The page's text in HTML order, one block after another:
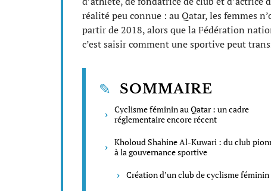
réalité peu connue : au Qatar, les femmes
partir de 2018, alors que la Fédération
c’est saisir comment une sportive peut
SOMMAIRE
Cyclisme féminin au Qatar : un cadre
réglementaire encore récent
Kholoud Shahine Al-Kuwari : du club
à la gouvernance sportive
Création d’un club de cyclisme féminin